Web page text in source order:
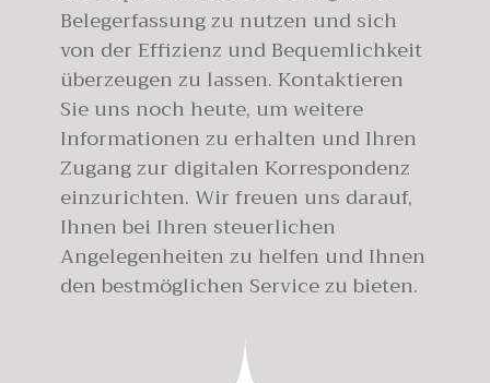
Belegerfassung zu nutzen und sich
von der Effizienz und Bequemlichkeit
überzeugen zu lassen. Kontaktieren
Sie uns noch heute, um weitere
Informationen zu erhalten und Ihren
Zugang zur digitalen Korrespondenz
einzurichten. Wir freuen uns darauf,
Ihnen bei Ihren steuerlichen
Angelegenheiten zu helfen und Ihnen
den bestmöglichen Service zu bieten.